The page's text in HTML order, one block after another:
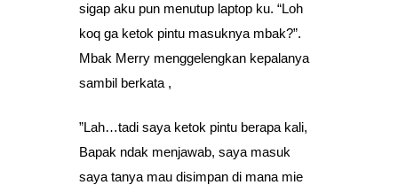
sigap aku pun menutup laptop ku. “Loh
koq ga ketok pintu masuknya mbak?”.
Mbak Merry menggelengkan kepalanya
sambil berkata ,
”Lah…tadi saya ketok pintu berapa kali,
Bapak ndak menjawab, saya masuk
saya tanya mau disimpan di mana mie